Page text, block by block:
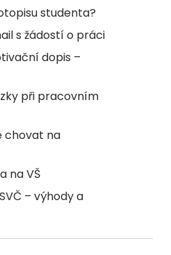
studenta?
s žádostí o práci
dopis –
při pracovním
chovat na
na VŠ
– výhody a